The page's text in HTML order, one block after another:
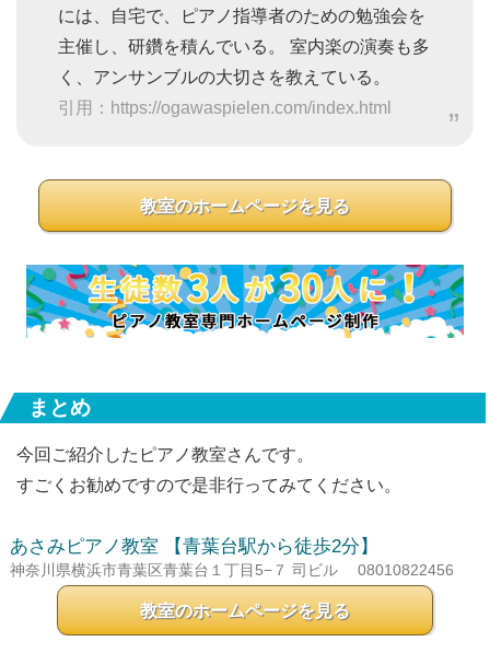
には、自宅で、ピアノ指導者のための勉強会を
主催し、研鑽を積んでいる。 室内楽の演奏も多
く、アンサンブルの大切さを教えている。
引用：https://ogawaspielen.com/index.html
教室のホームページを見る
まとめ
今回ご紹介したピアノ教室さんです。
すごくお勧めですので是非行ってみてください。
あさみピアノ教室 【青葉台駅から徒歩2分】
神奈川県横浜市青葉区青葉台１丁目5−７ 司ビル 08010822456
教室のホームページを見る